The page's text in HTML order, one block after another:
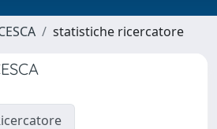
statistiche ricercatore